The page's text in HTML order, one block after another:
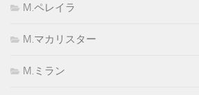
M.ペレイラ
M.マカリスター
M.ミラン